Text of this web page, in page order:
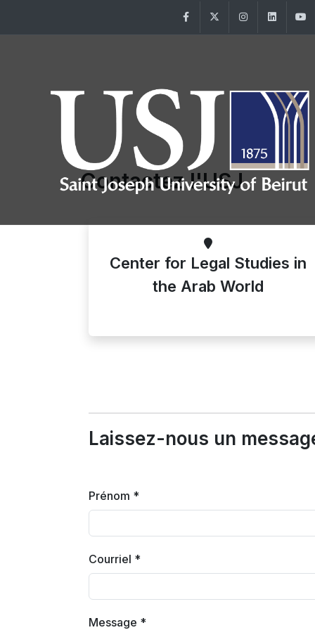
FacebookTwitter Instagram
Contactez l'USJ
Center for Legal Studies in
the Arab World
Laissez-nous un
Prénom *
Courriel *
Message *